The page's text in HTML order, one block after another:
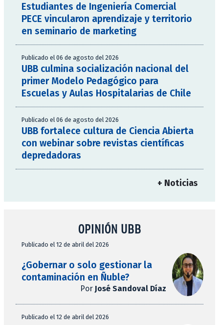
Estudiantes de Ingeniería Comercial
PECE vincularon aprendizaje y territorio
en seminario de marketing
Publicado el 06 de agosto del 2026
UBB culmina socialización nacional del
primer Modelo Pedagógico para
Escuelas y Aulas Hospitalarias de Chile
Publicado el 06 de agosto del 2026
UBB fortalece cultura de Ciencia Abierta
con webinar sobre revistas científicas
depredadoras
+ Noticias
OPINIÓN UBB
Publicado el 12 de abril del 2026
¿Gobernar o solo gestionar la
contaminación en Ñuble?
Por José Sandoval Díaz
Publicado el 12 de abril del 2026